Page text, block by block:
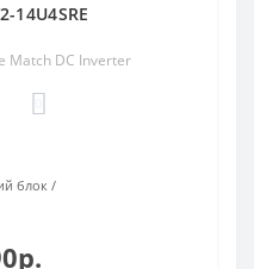
14U4SRE
Match DC Inverter
блок